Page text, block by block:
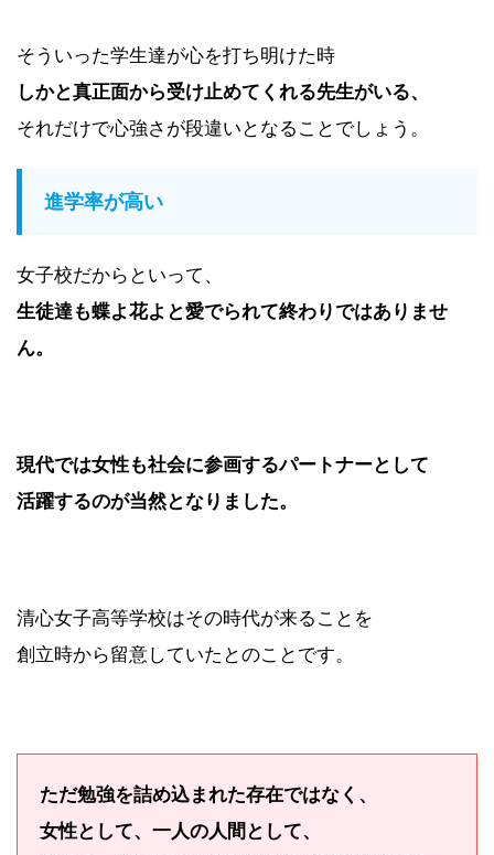
そういった学生達が心を打ち明けた時
しかと真正面から受け止めてくれる先生がいる、
それだけで心強さが段違いとなることでしょう。
進学率が高い
女子校だからといって、
生徒達も蝶よ花よと愛でられて終わりではありませ
ん。
現代では女性も社会に参画するパートナーとして
活躍するのが当然となりました。
清心女子高等学校はその時代が来ることを
創立時から留意していたとのことです。
ただ勉強を詰め込まれた存在ではなく、
女性として、一人の人間として、